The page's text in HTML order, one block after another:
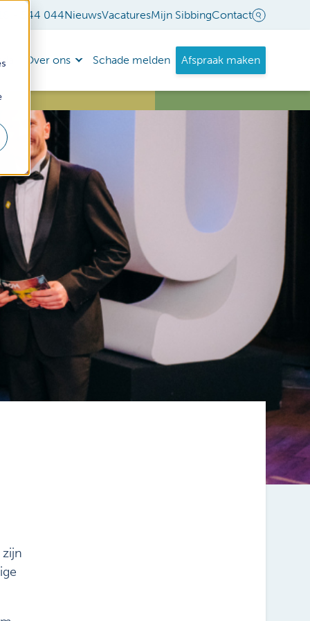
- 544 044NieuwsVacaturesMijn SibbingContact
Over ons Schade melden Afspraak maken